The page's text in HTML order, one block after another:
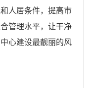
人居条件，提高市
管理水平，让干净
心建设最靓丽的风